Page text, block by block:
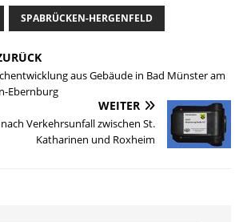
SPABRÜCKEN-HERGENFELD
aus Gebäude in Bad Münster am
Ebernburg
WEITER
Verkehrsunfall zwischen St.
Katharinen und Roxheim